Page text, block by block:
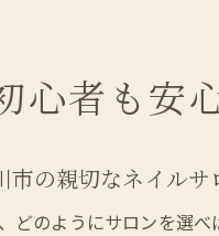
立川市
立川市
心者も安
市の親切なネイルサ
どのようにサロンを選